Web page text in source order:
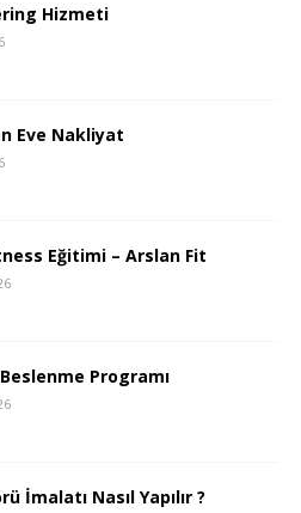
Hizmeti
Eve Nakliyat
Eğitimi – Arslan Fit
Programı
İmalatı Nasıl Yapılır ?